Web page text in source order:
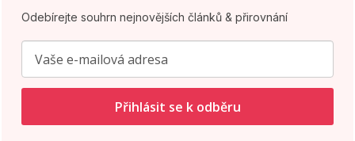
Odebírejte souhrn nejnovějších článků & přirovnání
Přihlásit se k odběru